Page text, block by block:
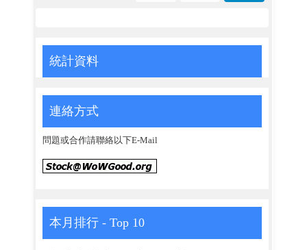
統計資料
連絡方式
問題或合作請聯絡以下E-Mail
本月排行 - Top 10